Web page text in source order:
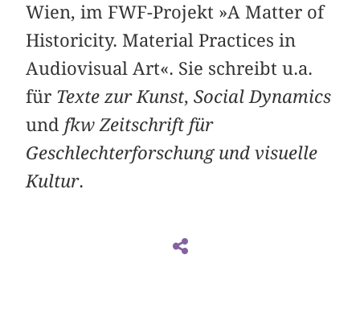
Wien, im FWF-Projekt »A Matter of
Historicity. Material Practices in
Audiovisual Art«. Sie schreibt u.a.
für Texte zur Kunst,Social Dynamics
und fkw Zeitschrift für
Geschlechterforschung und visuelle
Kultur.